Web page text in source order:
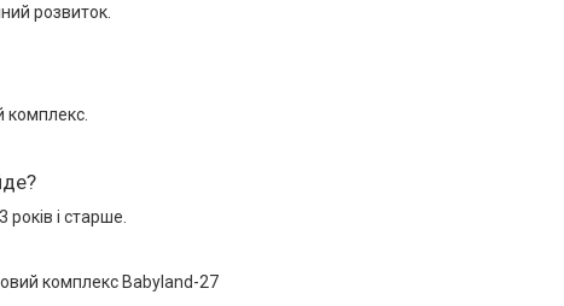
розвиток.
комплекс.
років і старше.
комплекс Babyland-27